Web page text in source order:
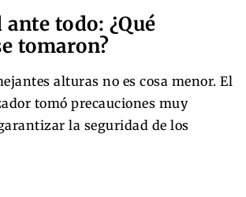
todo: ¿Qué
tomaron?
alturas no es cosa menor. El
tomó precauciones muy
la seguridad de los